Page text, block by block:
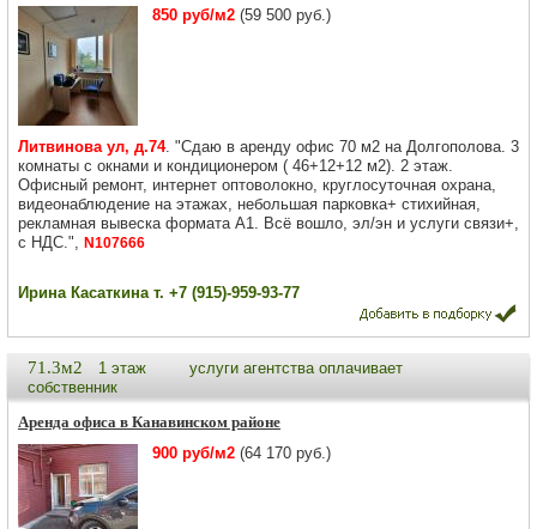
850 руб/м2 (59 500 руб.)
Литвинова ул, д.74. "Сдаю в аренду офис 70 м2 на Долгополова. 3
комнаты с окнами и кондиционером ( 46+12+12 м2). 2 этаж.
Офисный ремонт, интернет оптоволокно, круглосуточная охрана,
видеонаблюдение на этажах, небольшая парковка+ стихийная,
рекламная вывеска формата А1. Всё вошло, эл/эн и услуги связи+,
с НДС.", N107666
Ирина Касаткина т. +7 (915)-959-93-77
71.3м2 1 этаж
услуги агентства оплачивает
собственник
Аренда офиса в Канавинском районе
900 руб/м2 (64 170 руб.)